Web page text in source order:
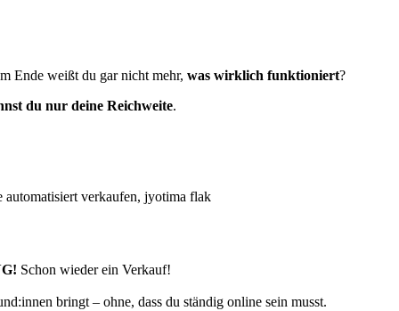
Ende weißt du gar nicht mehr, was wirklich funktioniert?
du nur deine Reichweite.
Schon wieder ein Verkauf!
bringt – ohne, dass du ständig online sein musst.